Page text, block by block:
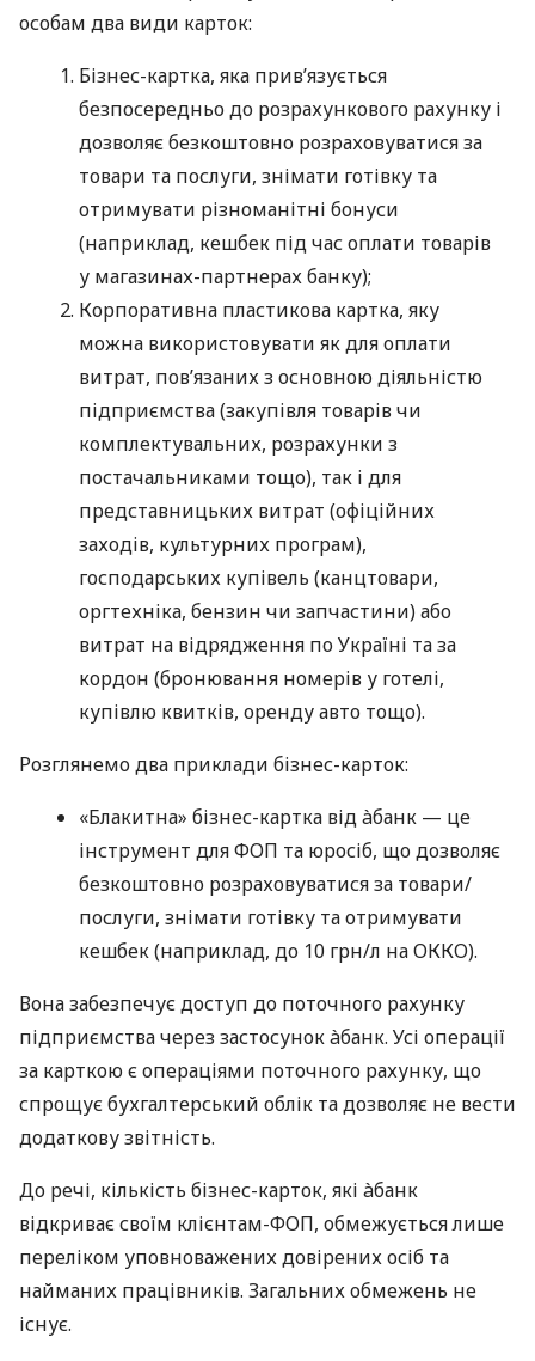
особам два види карток:
Бізнес-картка, яка прив’язується
безпосередньо до розрахункового рахунку і
дозволяє безкоштовно розраховуватися за
товари та послуги, знімати готівку та
отримувати різноманітні бонуси
(наприклад, кешбек під час оплати товарів
у магазинах-партнерах банку);
Корпоративна пластикова картка, яку
можна використовувати як для оплати
витрат, пов’язаних з основною діяльністю
підприємства (закупівля товарів чи
комплектувальних, розрахунки з
постачальниками тощо), так і для
представницьких витрат (офіційних
заходів, культурних програм),
господарських купівель (канцтовари,
оргтехніка, бензин чи запчастини) або
витрат на відрядження по Україні та за
кордон (бронювання номерів у готелі,
купівлю квитків, оренду авто тощо).
Розглянемо два приклади бізнес-карток:
«Блакитна» бізнес-картка від àбанк — це
інструмент для ФОП та юросіб, що дозволяє
безкоштовно розраховуватися за товари/
послуги, знімати готівку та отримувати
кешбек (наприклад, до 10 грн/л на ОККО).
Вона забезпечує доступ до поточного рахунку
підприємства через застосунок àбанк. Усі операції
за карткою є операціями поточного рахунку, що
спрощує бухгалтерський облік та дозволяє не вести
додаткову звітність.
До речі, кількість бізнес-карток, які àбанк
відкриває своїм клієнтам-ФОП, обмежується лише
переліком уповноважених довірених осіб та
найманих працівників. Загальних обмежень не
існує.